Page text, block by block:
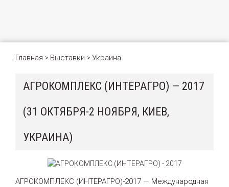
Главная > Выставки > Украина
АГРОКОМПЛЕКС (ИНТЕРАГРО) — 2017
(31 ОКТЯБРЯ-2 НОЯБРЯ, КИЕВ,
УКРАИНА)
АГРОКОМПЛЕКС (ИНТЕРАГРО)-2017 — Международная